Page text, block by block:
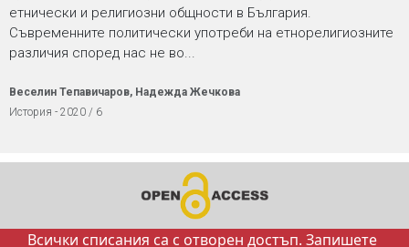
етнически и религиозни общности в България.
Съвременните политически употреби на етнорелигиозните
различия според нас не во...
Веселин Тепавичаров, Надежда Жечкова
История - 2020 / 6
Всички списания са с отворен достъп. Запишете